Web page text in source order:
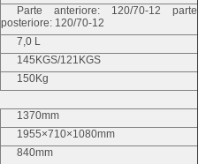
Parte anteriore: 120/70-12 parte
posteriore: 120/70-12
7,0 L
145KGS/121KGS
150Kg
1370mm
1955×710×1080mm
840mm